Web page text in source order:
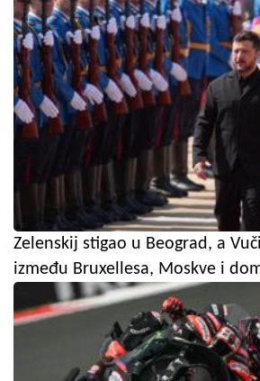
Zelenskij stigao u Beograd, a
između Bruxellesa, Moskve i